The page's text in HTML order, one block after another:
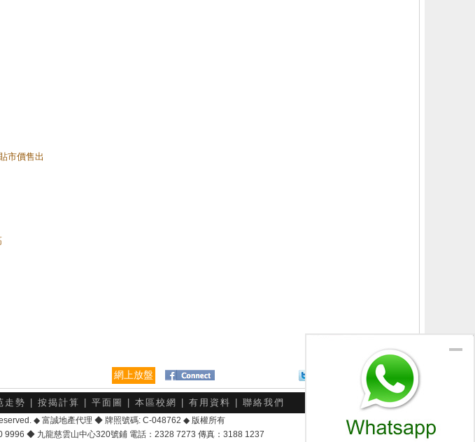
市價售出
網上放盤 分享給朋友
走勢 按揭計算 平面圖 本區校網 有用資料 聯絡我們
◆ 富誠地產代理 ◆ 牌照號碼: C-048762 ◆ 版權所有
◆ 九龍慈雲山中心320號鋪 電話：2328 7273 傳真：3188 1237